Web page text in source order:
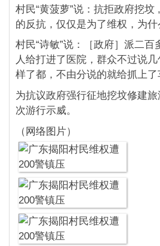
村民“黄菠萝”说：抗拒政府挖
的反抗，仅仅是为了维权，为
村民“诗敏”说：［政府］派二
人给打进了医院，群众不过说
样了都，不由分说的就给抓上了
为抗议政府强行征地挖坟修建
次游行示威。
（网络图片）